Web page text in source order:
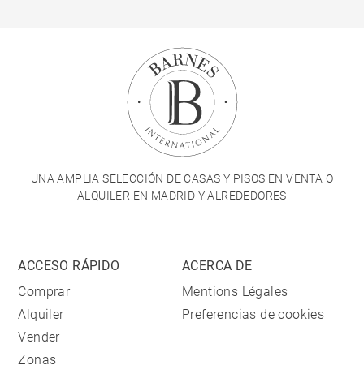
UNA AMPLIA SELECCIÓN DE CASAS Y PISOS EN VENTA O
ALQUILER EN MADRID Y ALREDEDORES
ACCESO RÁPIDO
Comprar
Alquiler
Vender
Zonas
ACERCA DE
Mentions Légales
Preferencias de cookies